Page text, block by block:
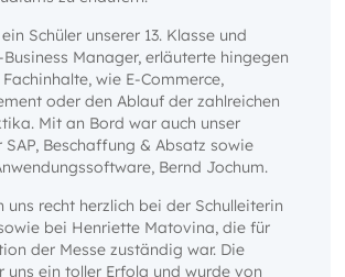
Schüler unserer 13. Klasse und
Manager, erläuterte hingegen
wie E-Commerce,
oder den Ablauf der zahlreichen
Mit an Bord war auch unser
SAP, Beschaffung & Absatz sowie
Bernd Jochum.
uns recht herzlich bei der Schulleiterin
bei Henriette Matovina, die für
der Messe zuständig war. Die
uns ein toller Erfolg und wurde von